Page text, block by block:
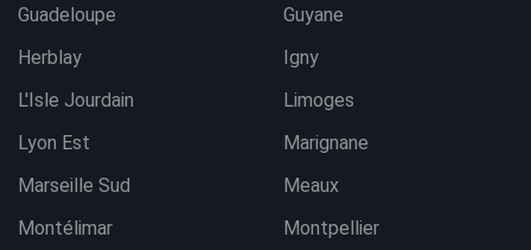
Guadeloupe
Guyane
Herblay
Igny
L'Isle Jourdain
Limoges
Lyon Est
Marignane
Marseille Sud
Meaux
Montélimar
Montpellier